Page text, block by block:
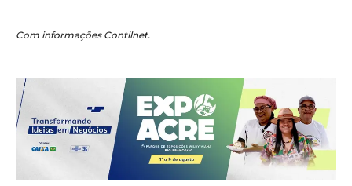
Com informações Contilnet.